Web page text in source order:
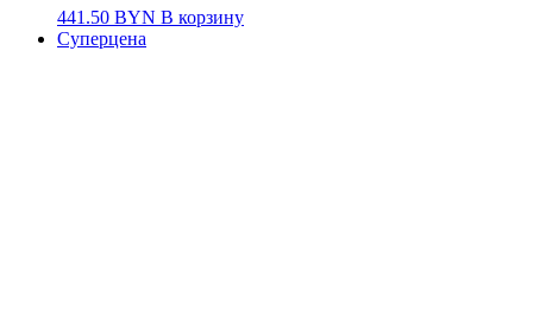
441.50 BYN В корзину
Суперцена